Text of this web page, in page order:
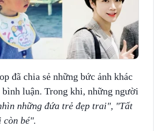
đã chia sẻ những bức ảnh khác
luận. Trong khi, những người
những đứa trẻ đẹp trai", "Tất
còn bé".